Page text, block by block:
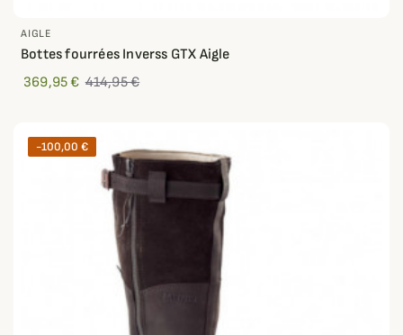
AIGLE
Bottes fourrées Inverss GTX Aigle
369,95 € 414,95 €
-100,00 €